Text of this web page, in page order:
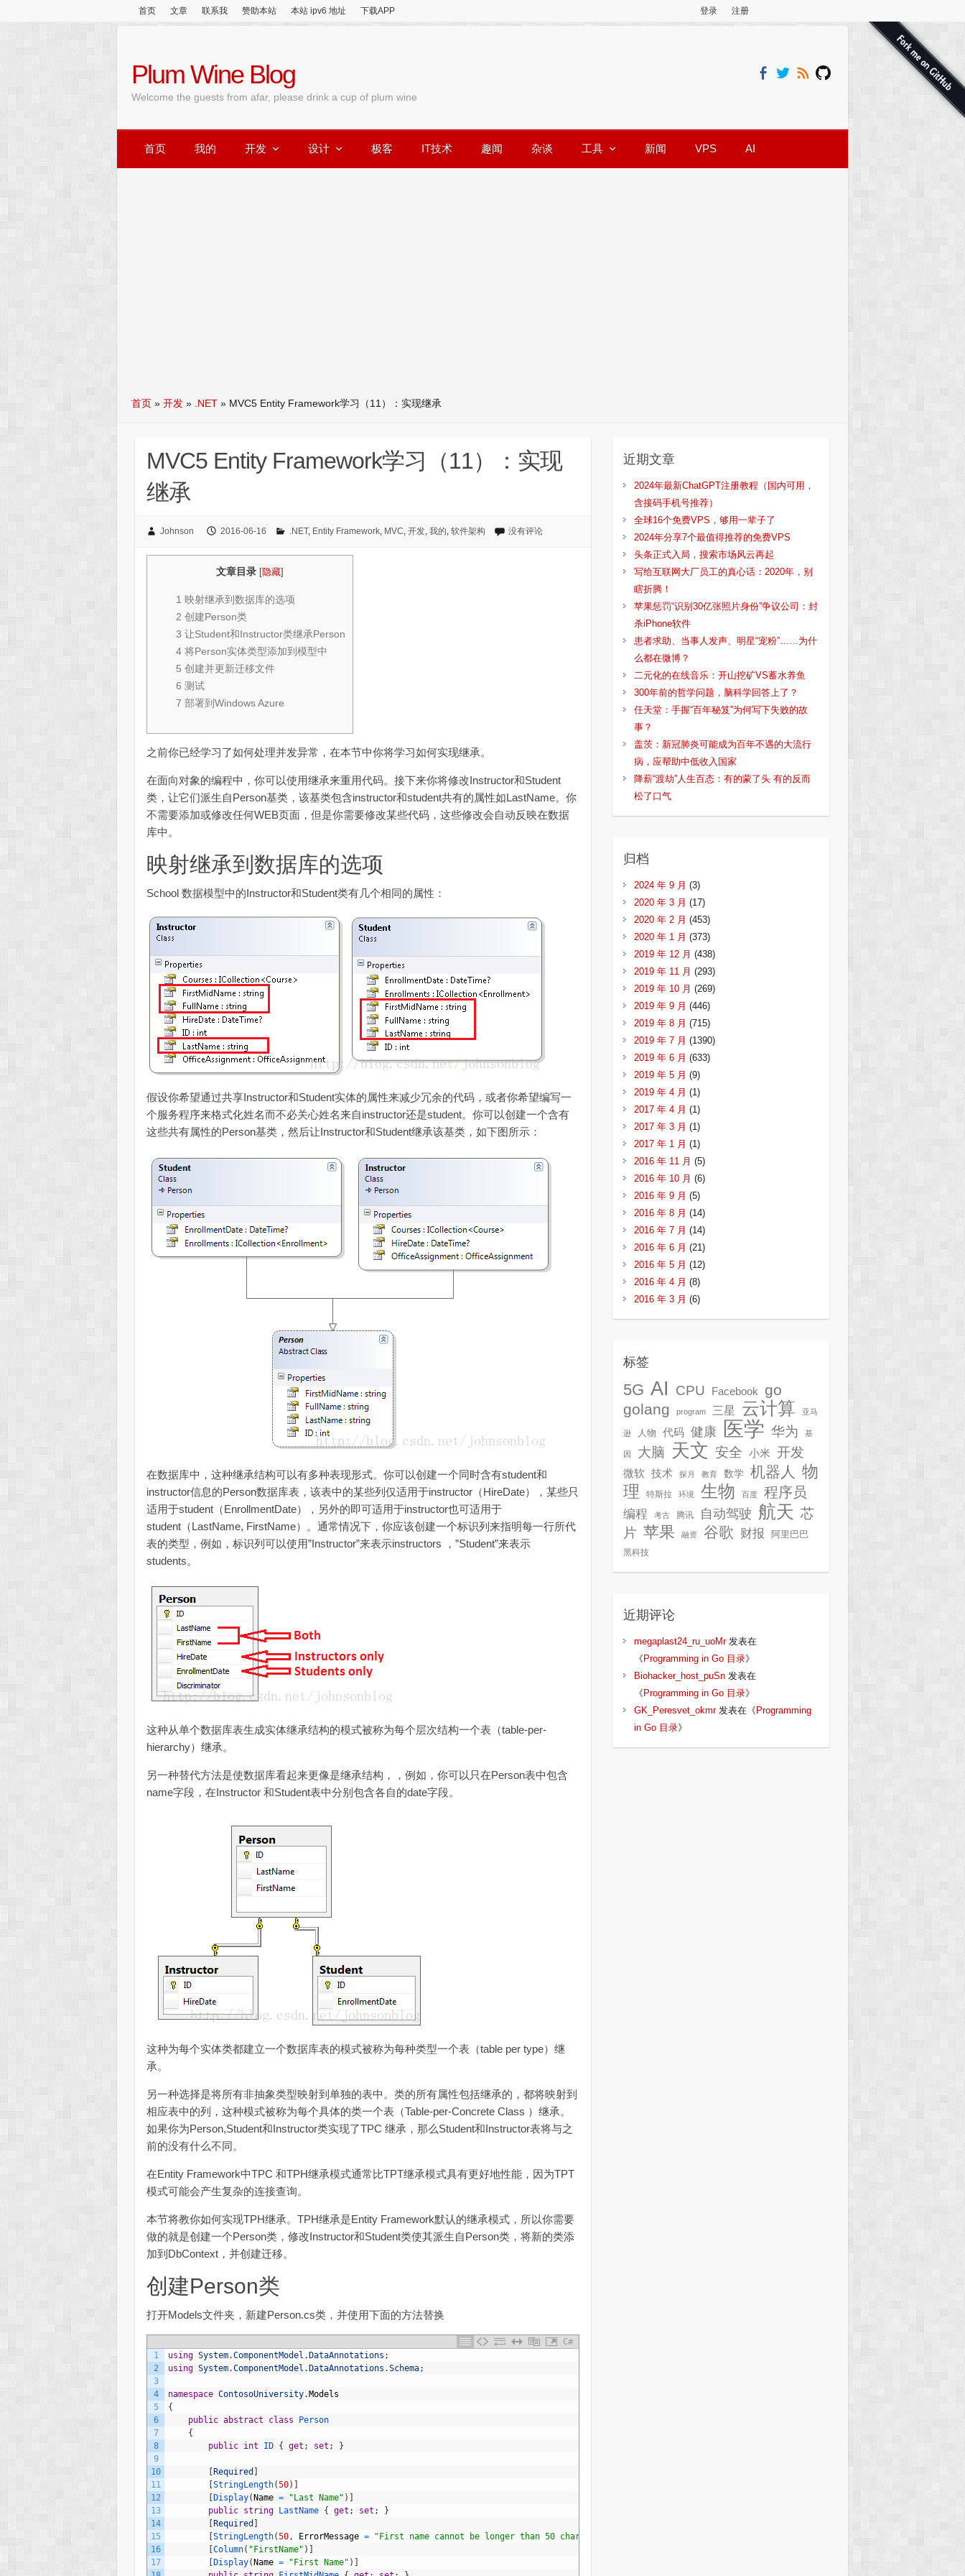
首页 文章 联系我 赞助本站 本站 ipv6 地址 下载APP 登录 注册
Plum Wine Blog
Welcome the guests from afar, please drink a cup of plum wine
首页 我的 开发 设计 极客 IT技术 趣闻 杂谈 工具 新闻 VPS AI
首页 » 开发 » .NET » MVC5 Entity Framework学习（11）：实现继承
MVC5 Entity Framework学习（11）：实现
继承
Johnson 2016-06-16 .NET, Entity Framework, MVC, 开发, 我的, 软件架构 没有评论
文章目录 [隐藏]
1 映射继承到数据库的选项
2 创建Person类
3 让Student和Instructor类继承Person
4 将Person实体类型添加到模型中
5 创建并更新迁移文件
6 测试
7 部署到Windows Azure
之前你已经学习了如何处理并发异常，在本节中你将学习如何实现继承。
在面向对象的编程中，你可以使用继承来重用代码。接下来你将修改Instructor和Student
类，让它们派生自Person基类，该基类包含instructor和student共有的属性如LastName。你
不需要添加或修改任何WEB页面，但是你需要修改某些代码，这些修改会自动反映在数据
库中。
映射继承到数据库的选项
School 数据模型中的Instructor和Student类有几个相同的属性：
假设你希望通过共享Instructor和Student实体的属性来减少冗余的代码，或者你希望编写一
个服务程序来格式化姓名而不必关心姓名来自instructor还是student。你可以创建一个含有
这些共有属性的Person基类，然后让Instructor和Student继承该基类，如下图所示：
在数据库中，这种继承结构可以有多种表现形式。你可以创建一个同时含有student和
instructor信息的Person数据库表，该表中的某些列仅适用于instructor（HireDate），某些只
适用于student（EnrollmentDate），另外的即可适用于instructor也可适用于
student（LastName, FirstName）。通常情况下，你应该创建一个标识列来指明每一行所代
表的类型，例如，标识列可以使用”Instructor”来表示instructors ，”Student”来表示
students。
这种从单个数据库表生成实体继承结构的模式被称为每个层次结构一个表（table-per-
hierarchy）继承。
另一种替代方法是使数据库看起来更像是继承结构，，例如，你可以只在Person表中包含
name字段，在Instructor 和Student表中分别包含各自的date字段。
这种为每个实体类都建立一个数据库表的模式被称为每种类型一个表（table per type）继
承。
另一种选择是将所有非抽象类型映射到单独的表中。类的所有属性包括继承的，都将映射到
相应表中的列，这种模式被称为每个具体的类一个表（Table-per-Concrete Class ）继承。
如果你为Person,Student和Instructor类实现了TPC 继承，那么Student和Instructor表将与之
前的没有什么不同。
在Entity Framework中TPC 和TPH继承模式通常比TPT继承模式具有更好地性能，因为TPT
模式可能会产生复杂的连接查询。
本节将教你如何实现TPH继承。TPH继承是Entity Framework默认的继承模式，所以你需要
做的就是创建一个Person类，修改Instructor和Student类使其派生自Person类，将新的类添
加到DbContext，并创建迁移。
创建Person类
打开Models文件夹，新建Person.cs类，并使用下面的方法替换
C#
1
2
3
4
5
6
7
8
9
10
11
12
13
14
15
16
17
using System.ComponentModel .DataAnnotations ;
using System.ComponentModel .DataAnnotations .Schema;
namespace ContosoUniversity.Models
{
public abstract class
Person
{
public int ID { get ; set ; }
[Required ]
[StringLength(50) ]
[Display(Name = "Last Name" ) ]
public string LastName { get ; set ;
}
[Required ]
[StringLength(50 , ErrorMessage = "First name cannot be longer than 50 characters."
[Column( "FirstName" ) ]
[Display(Name = "First Name" ) ]
近期文章
2024年最新ChatGPT注册教程（国内可用，
含接码手机号推荐）
全球16个免费VPS，够用一辈子了
2024年分享7个最值得推荐的免费VPS
头条正式入局，搜索市场风云再起
写给互联网大厂员工的真心话：2020年，别
瞎折腾！
苹果惩罚“识别30亿张照片身份”争议公司：封
杀iPhone软件
患者求助、当事人发声、明星“宠粉”……为什
么都在微博？
二元化的在线音乐：开山挖矿VS蓄水养鱼
300年前的哲学问题，脑科学回答上了？
任天堂：手握“百年秘笈”为何写下失败的故
事？
盖茨：新冠肺炎可能成为百年不遇的大流行
病，应帮助中低收入国家
降薪“渡劫”人生百态：有的蒙了头 有的反而
松了口气
归档
2024 年 9 月 (3)
2020 年 3 月 (17)
2020 年 2 月 (453)
2020 年 1 月 (373)
2019 年 12 月 (438)
2019 年 11 月 (293)
2019 年 10 月 (269)
2019 年 9 月 (446)
2019 年 8 月 (715)
2019 年 7 月 (1390)
2019 年 6 月 (633)
2019 年 5 月 (9)
2019 年 4 月 (1)
2017 年 4 月 (1)
2017 年 3 月 (1)
2017 年 1 月 (1)
2016 年 11 月 (5)
2016 年 10 月 (6)
2016 年 9 月 (5)
2016 年 8 月 (14)
2016 年 7 月 (14)
2016 年 6 月 (21)
2016 年 5 月 (12)
2016 年 4 月 (8)
2016 年 3 月 (6)
标签
5G AI CPU Facebook
go
golang
program 三星 云计算 亚马
逊 人物 代码 健康 医学 华为 基
因 大脑 天文 安全 小米 开发
微软 技术 探月 教育 数学 机器人 物
理
特斯拉 环境 生物 百度 程序员
编程 考古 腾讯 自动驾驶 航天 芯
片 苹果 融资 谷歌 财报 阿里巴巴
黑科技
近期评论
megaplast24_ru_uoMr发表在
《 Programming in Go 目录》
Biohacker_host_puSn发表在
《 Programming in Go 目录》
GK_Peresvet_okmr发表在《 Programming
in Go 目录》